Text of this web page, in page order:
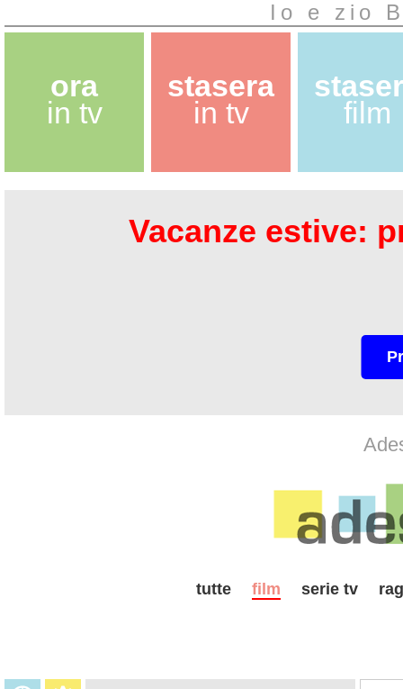
Io e zio
ora
in tv
stasera
in tv
film
Vacanze estive:
tutte film serie tv